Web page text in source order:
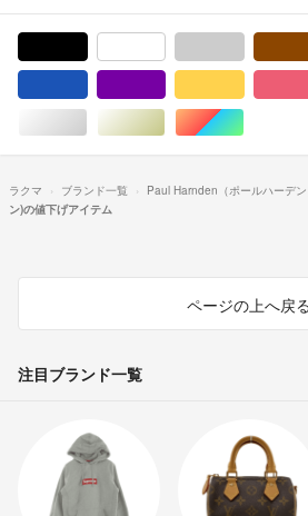
シルバー/銀色系ゴールド/金色系マルチカ
ラクマ ブランド一覧 Paul Harnden（ポールハーデン
ン)の値下げアイテム
ページの上へ戻る
注目ブランド一覧